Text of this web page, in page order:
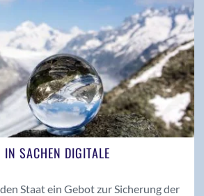
IN SACHEN DIGITALE
Staat ein Gebot zur Sicherung der